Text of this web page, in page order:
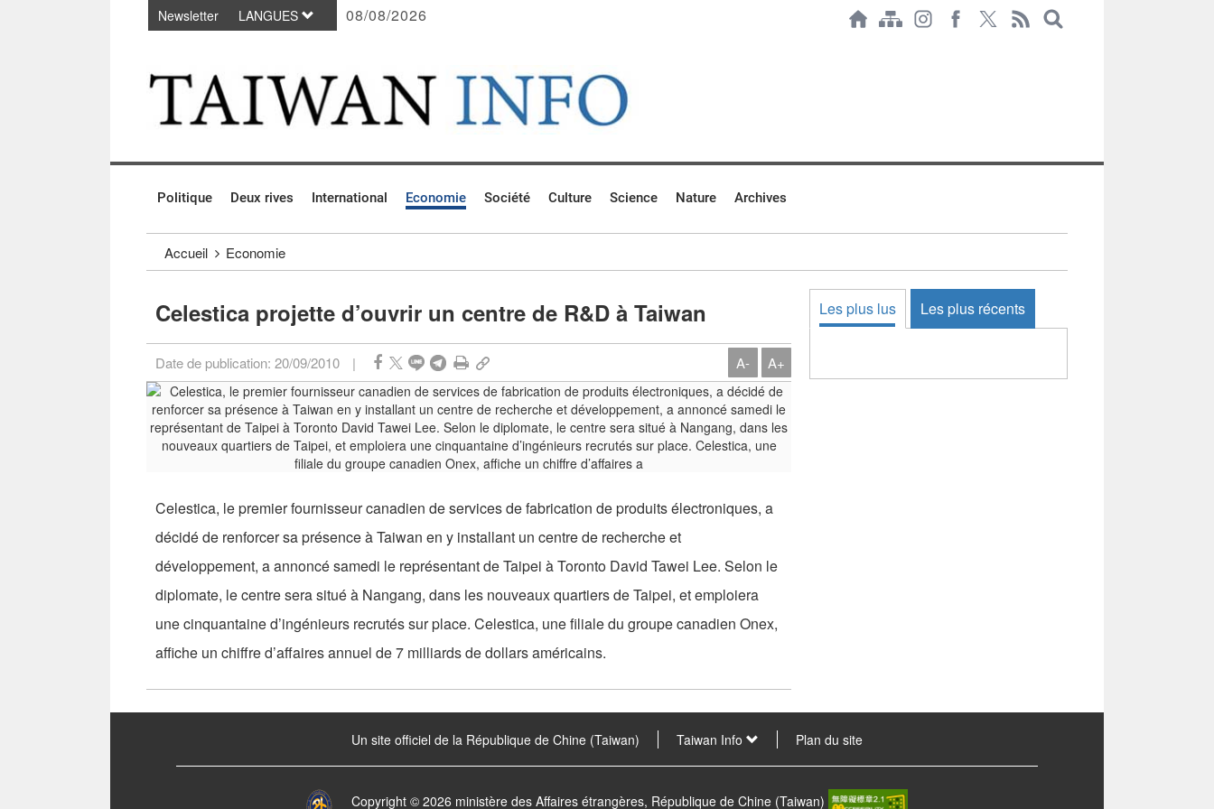
Passer au contenu principal
Newsletter LANGUES 08/08/2026
Politique Deux rives International Economie Société Culture Science Nature Archives
Accueil Economie
Celestica projette d’ouvrir un centre de R&D à Taiwan
Date de publication: 20/09/2010 | A- A+
Celestica, le premier fournisseur canadien de services de fabrication de produits électroniques, a
décidé de renforcer sa présence à Taiwan en y installant un centre de recherche et
développement, a annoncé samedi le représentant de Taipei à Toronto David Tawei Lee. Selon le
diplomate, le centre sera situé à Nangang, dans les nouveaux quartiers de Taipei, et emploiera
une cinquantaine d’ingénieurs recrutés sur place. Celestica, une filiale du groupe canadien Onex,
affiche un chiffre d’affaires annuel de 7 milliards de dollars américains.
Les plus lus Les plus récents
Un site officiel de la République de Chine (Taiwan) Taiwan Info Plan du site
Copyright © 2026 ministère des Affaires étrangères, République de Chine (Taiwan)